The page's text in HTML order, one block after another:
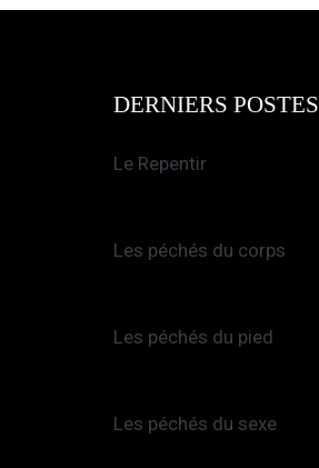
DERNIERS POSTES
Le Repentir
Les péchés du corps
Les péchés du pied
Les péchés du sexe